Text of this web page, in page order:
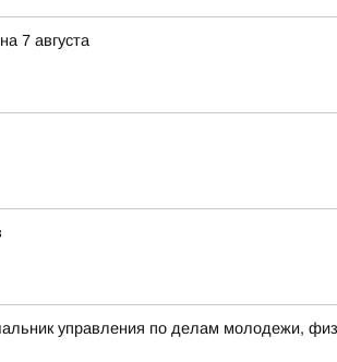
7 августа
управления по делам молодежи,